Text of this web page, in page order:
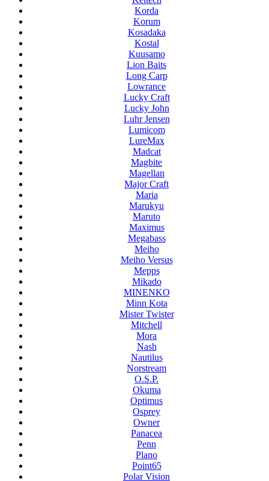
Korda
Korum
Kosadaka
Kostal
Kuusamo
Lion Baits
Long Carp
Lowrance
Lucky Craft
Lucky John
Luhr Jensen
Lumicom
LureMax
Madcat
Magbite
Magellan
Major Craft
Maria
Marukyu
Maruto
Maximus
Megabass
Meiho
Meiho Versus
Mepps
Mikado
MINENKO
Minn Kota
Mister Twister
Mitchell
Mora
Nash
Nautilus
Norstream
O.S.P.
Okuma
Optimus
Osprey
Owner
Panacea
Penn
Plano
Point65
Polar Vision